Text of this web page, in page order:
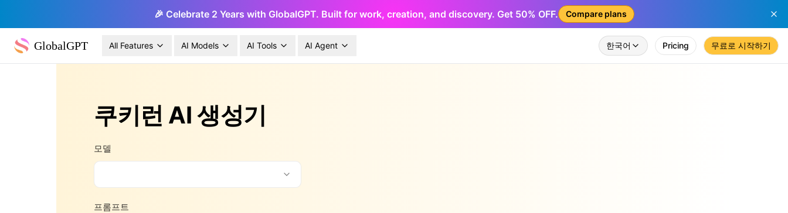
🎉 Celebrate 2 Years with GlobalGPT. Built for work, creation, and discovery. Get 50% OFF. Compare plans
GlobalGPT All Features AI Models AI Tools AI Agent 한국어 Pricing 무료로 시작하기
쿠키런 AI 생성기
모델
프롬프트